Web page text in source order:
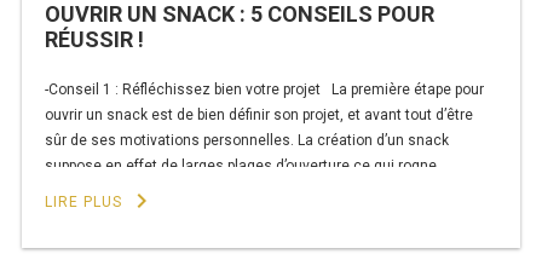
CELLULE DE REFROIDISSEMENT
ARMOIRE À BOISSONS
VITRINE À BOISSONS
ARRIÈRE-BAR
CAVE À VIN
OUVRIR UN SNACK : 5 CONSEILS POUR
RÉUSSIR !
-Conseil 1 : Réfléchissez bien votre projet La première étape pour
ouvrir un snack est de bien définir son projet, et avant tout d’être
sûr de ses motivations personnelles. La création d’un snack
suppose en effet de larges plages d’ouverture ce qui rogne
obligatoirement sur la vie de famille. De plus, qui dit création …
LIRE PLUS keyboard_arrow_right